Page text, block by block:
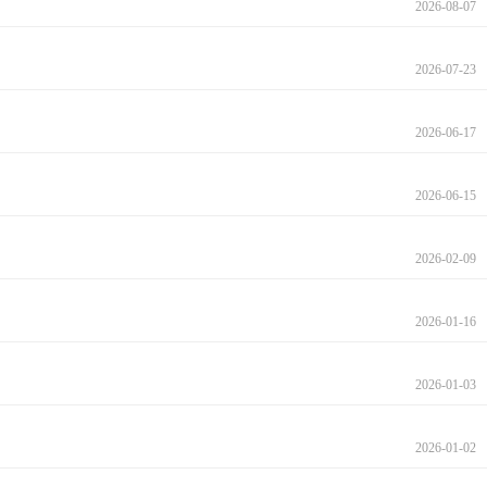
2026-08-07
2026-07-23
2026-06-17
2026-06-15
2026-02-09
2026-01-16
2026-01-03
2026-01-02